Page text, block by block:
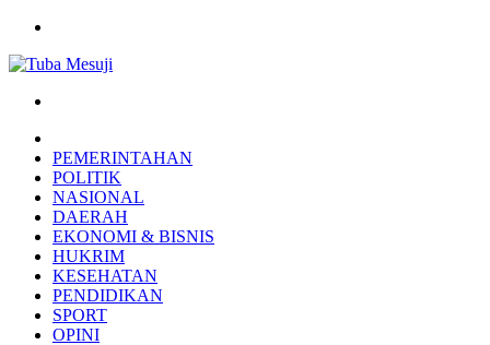
PEMERINTAHAN
POLITIK
NASIONAL
DAERAH
EKONOMI & BISNIS
HUKRIM
KESEHATAN
PENDIDIKAN
SPORT
OPINI